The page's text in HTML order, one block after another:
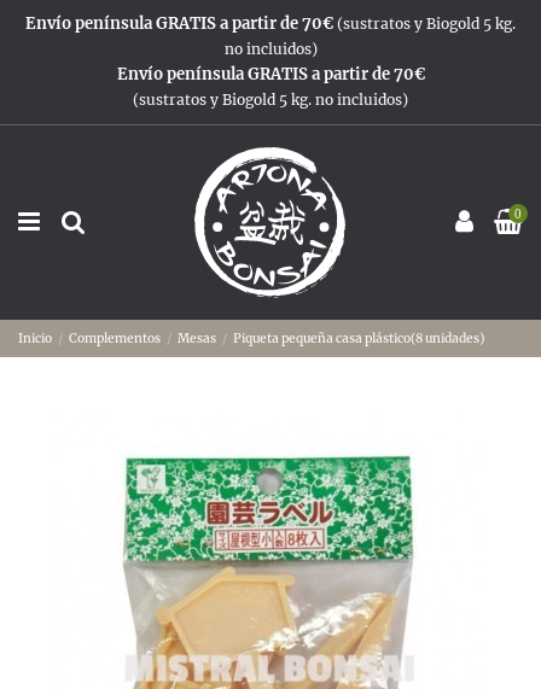
Envío península GRATIS a partir de 70€ (sustratos y Biogold 5 kg.
no incluidos)
Envío península GRATIS a partir de 70€
(sustratos y Biogold 5 kg. no incluidos)
0
Inicio Complementos Mesas Piqueta pequeña casa plástico(8 unidades)